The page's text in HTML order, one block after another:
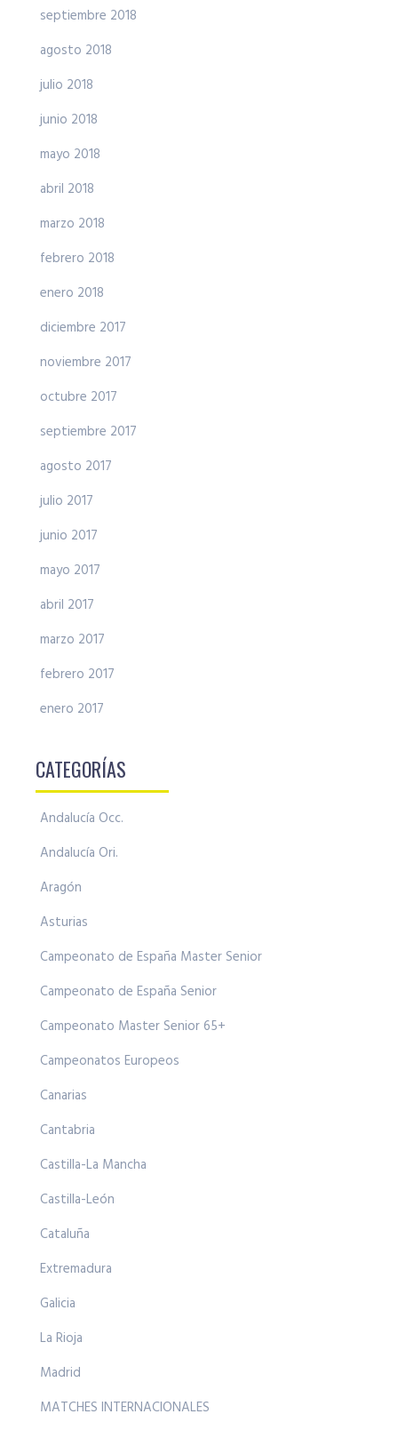
septiembre 2018
agosto 2018
julio 2018
junio 2018
mayo 2018
abril 2018
marzo 2018
febrero 2018
enero 2018
diciembre 2017
noviembre 2017
octubre 2017
septiembre 2017
agosto 2017
julio 2017
junio 2017
mayo 2017
abril 2017
marzo 2017
febrero 2017
enero 2017
CATEGORÍAS
Andalucía Occ.
Andalucía Ori.
Aragón
Asturias
Campeonato de España Master Senior
Campeonato de España Senior
Campeonato Master Senior 65+
Campeonatos Europeos
Canarias
Cantabria
Castilla-La Mancha
Castilla-León
Cataluña
Extremadura
Galicia
La Rioja
Madrid
MATCHES INTERNACIONALES